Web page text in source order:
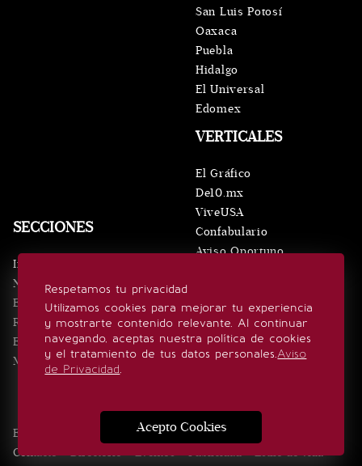
Respetamos tu privacidad
Utilizamos cookies para mejorar tu experiencia
y mostrarte contenido relevante. Al continuar
navegando, aceptas nuestra política de cookies
y el tratamiento de tus datos personales.Aviso
de Privacidad.
Acepto Cookies
SECCIONES
Inicio
Noticias
Eventos
Realeza
Estilo de vida
Minuto x Minuto
VERTICALES
El Gráfico
De10.mx
ViveUSA
Confabulario
Aviso Oportuno
San Luis Potosí
Oaxaca
Puebla
Hidalgo
El Universal
Edomex
SÍGUENOS
Edición Impresa Noticias Quiénes somos
Contacto
Directorio Eventos Publicidad
Estilo de vida